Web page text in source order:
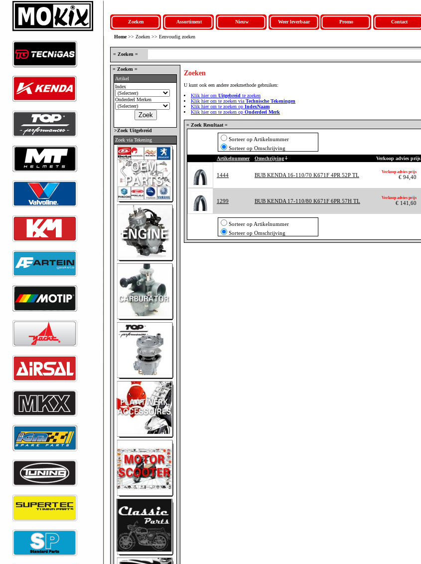
Zoeken Assortiment Nieuw Weer leverbaar Promo Contact
Home>> Zoeken >> Eenvoudig zoeken
= Zoeken =
= Zoeken =
Artikel
Index
Onderdeel Merken
>Zoek Uitgebreid
Zoek via Tekening
Zoeken
U kunt ook een andere zoekmethode gebruiken:
Klik hier om Uitgebreid te zoeken
Klik hier om te zoeken viaTechnische Tekeningen
Klik hier om te zoeken op IndexNaam
Klik hier om te zoeken op Onderdeel Merk
= Zoek Resultaat =
Sorteer op Artikelnummer
Sorteer op Omschrijving
Artikelnummer Omschrijving Verkoop advies prijs
1444 BUB KENDA 16-110/70 K671F 4PR 52P TL
Verkoop advies prijs
€ 94,40
1299 BUB KENDA 17-110/80 K671F 6PR 57H TL
Verkoop advies prijs
€ 141,60
Sorteer op Artikelnummer
Sorteer op Omschrijving